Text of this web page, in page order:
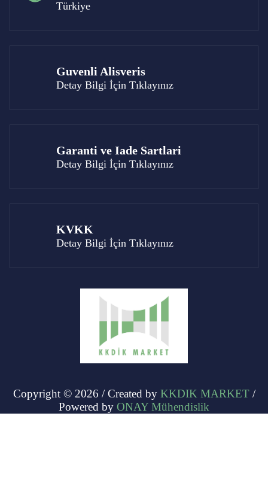
Türkiye
Guvenli Alisveris
Detay Bilgi İçin Tıklayınız
Garanti ve Iade Sartlari
Detay Bilgi İçin Tıklayınız
KVKK
Detay Bilgi İçin Tıklayınız
Copyright © 2026 / Created by KKDIK MARKET /
Powered by ONAY Mühendislik